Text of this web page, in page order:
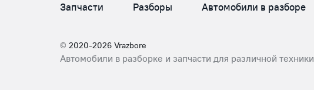
Запчасти Разборы Автомобили в разборе
© 2020-2026 Vrazbore
Автомобили в разборке и запчасти для различной техники